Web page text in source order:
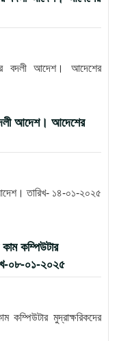
বদলী আদেশ। আদেশের
আদেশ। আদেশের
তারিখ- ১৪-০১-২০২৫
কম্পিউটার
০৮-০১-২০২৫
মুদ্রাক্ষরিকদের